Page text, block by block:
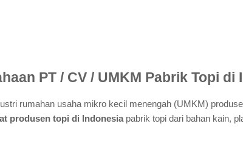
PT / CV / UMKM Pabrik Topi di
rumahan usaha mikro kecil menengah (UMKM)
produsen topi di Indonesia pabrik topi dari bahan kain,